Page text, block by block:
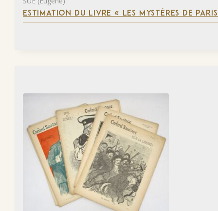
ESTIMATION DU LIVRE « LES MYSTÈRES DE